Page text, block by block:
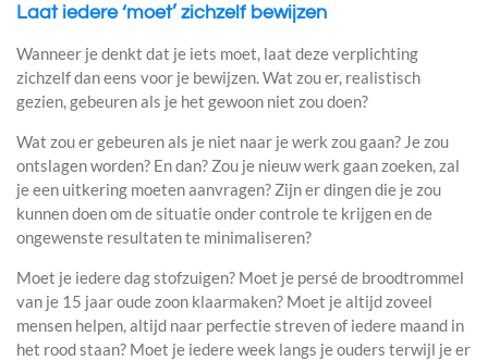
Laat iedere ‘moet’ zichzelf bewijzen
Wanneer je denkt dat je iets moet, laat deze verplichting
zichzelf dan eens voor je bewijzen. Wat zou er, realistisch
gezien, gebeuren als je het gewoon niet zou doen?
Wat zou er gebeuren als je niet naar je werk zou gaan? Je zou
ontslagen worden? En dan? Zou je nieuw werk gaan zoeken, zal
je een uitkering moeten aanvragen? Zijn er dingen die je zou
kunnen doen om de situatie onder controle te krijgen en de
ongewenste resultaten te minimaliseren?
Moet je iedere dag stofzuigen? Moet je persé de broodtrommel
van je 15 jaar oude zoon klaarmaken? Moet je altijd zoveel
mensen helpen, altijd naar perfectie streven of iedere maand in
het rood staan? Moet je iedere week langs je ouders terwijl je er